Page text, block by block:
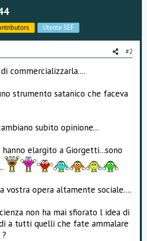
Utente SEF
#2
commercializzarla....
strumento satanico che faceva
subito opinione...
elargito a Giorgetti...sono
vostra opera altamente sociale....
non ha mai sfiorato l idea di
a tutti quelli che fate ammalare